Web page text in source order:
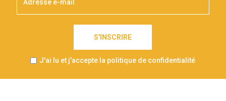
S'INSCRIRE
J'ai lu et j'accepte la politique de confidentialité